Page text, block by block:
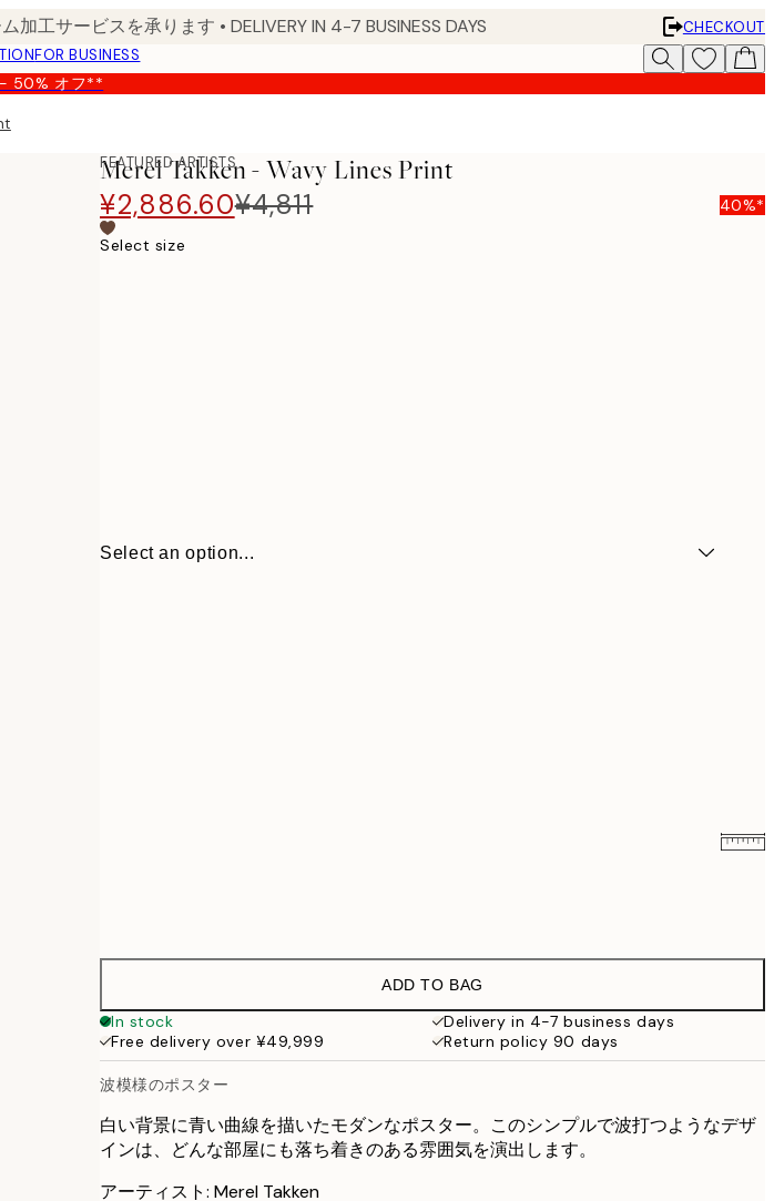
加工サービスを承ります • DELIVERY IN 4-7 BUSINESS DAYS
CHECKOUT
FOR BUSINESS
50% オフ**
FEATURED ARTISTS
Merel Takken - Wavy Lines Print
¥2,886.60¥4,811 40%*
Select size
Select an option...
¥7,561
ADD TO BAG
In stock
Delivery in 4-7 business days
Free delivery over ¥49,999
Return policy 90 days
波模様のポスター
白い背景に青い曲線を描いたモダンなポスター。このシンプルで波打つようなデザ
インは、どんな部屋にも落ち着きのある雰囲気を演出します。
アーティスト: Merel Takken